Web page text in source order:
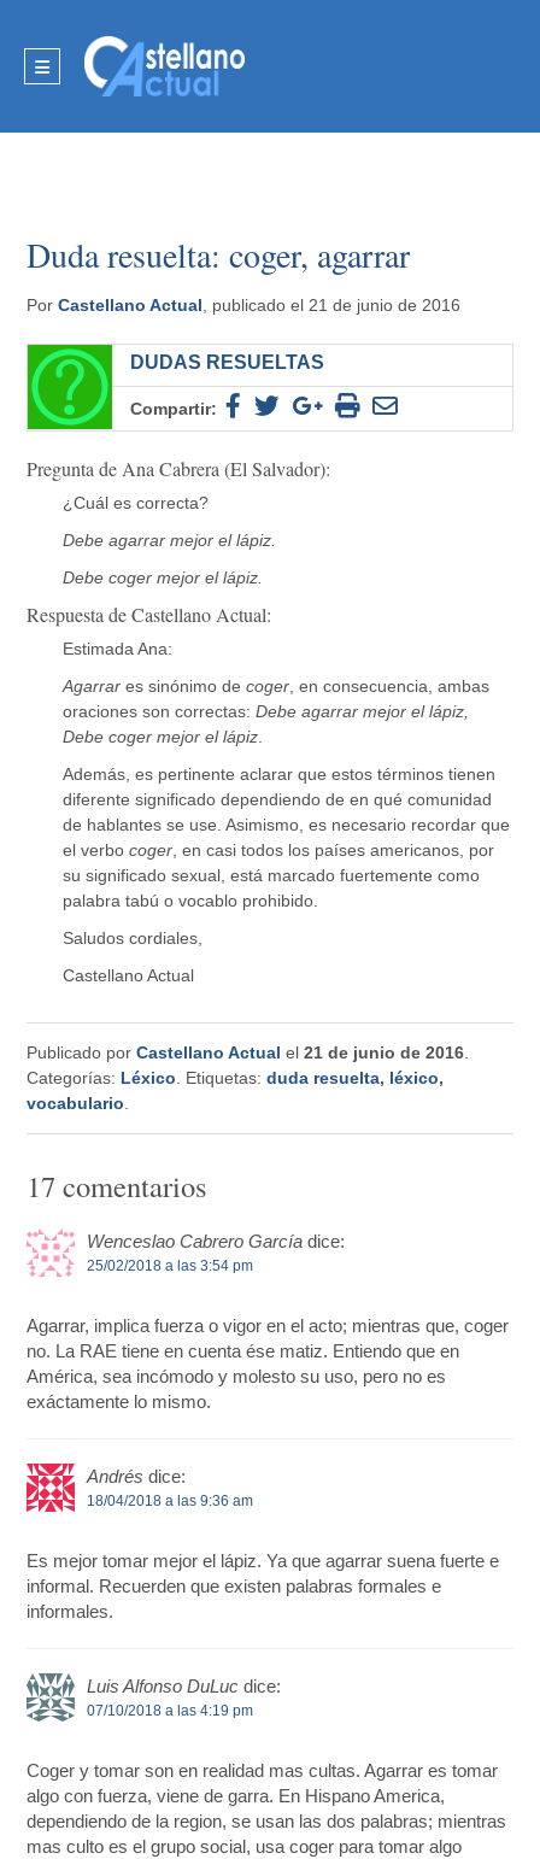
Duda resuelta: coger, agarrar
PorCastellano Actual , publicado el 21 de junio de 2016
DUDAS RESUELTAS
Compartir:
Pregunta de Ana Cabrera (El Salvador):
¿Cuál es correcta?
Debe agarrar mejor el lápiz.
Debe coger mejor el lápiz.
Respuesta de Castellano Actual:
Estimada Ana:
Agarrares sinónimo decoger , en consecuencia, ambas
oraciones son correctas:Debe agarrar mejor el lápiz,
Debe coger mejor el lápiz
Además, es pertinente aclarar que estos términos tienen
diferente significado dependiendo de en qué comunidad
de hablantes se use. Asimismo, es necesario recordar que
el verbocoger , en casi todos los países americanos, por
su significado sexual, está marcado fuertemente como
palabra tabú o vocablo prohibido.
Saludos cordiales,
Castellano Actual
Publicado porCastellano Actual el21 de junio de 2016
Categorías: Léxico . Etiquetas:duda resuelta, léxico,
vocabulario
17 comentarios
Wenceslao Cabrero García dice:
25/02/2018 a las 3:54 pm
Agarrar, implica fuerza o vigor en el acto; mientras que, coger
no. La RAE tiene en cuenta ése matiz. Entiendo que en
América, sea incómodo y molesto su uso, pero no es
exáctamente lo mismo.
Andrés dice:
18/04/2018 a las 9:36 am
Es mejor tomar mejor el lápiz. Ya que agarrar suena fuerte e
informal. Recuerden que existen palabras formales e
informales.
Luis Alfonso DuLuc dice:
07/10/2018 a las 4:19 pm
Coger y tomar son en realidad mas cultas. Agarrar es tomar
algo con fuerza, viene de garra. En Hispano America,
dependiendo de la region, se usan las dos palabras; mientras
mas culto es el grupo social, usa coger para tomar algo